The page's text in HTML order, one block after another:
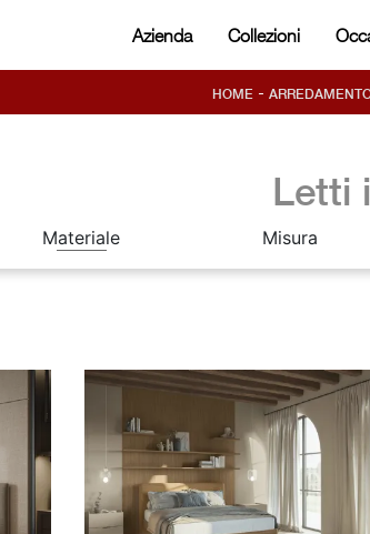
Azienda Collezioni
HOME -
Letti
Materiale Misura